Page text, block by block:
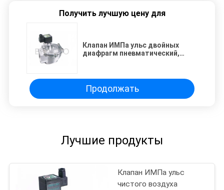
Получить лучшую цену для
Клапан ИМПа ульс двойных
диафрагм пневматический,
Продолжать
Лучшие продукты
Клапан ИМПа ульс
чистого воздуха